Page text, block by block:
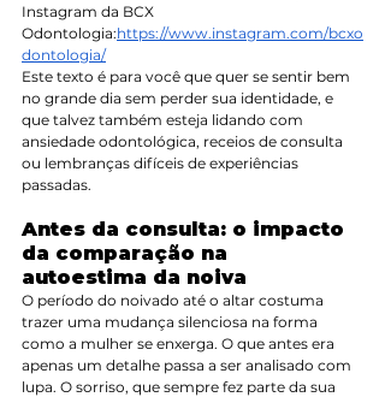
Instagram da BCX
Odontologia:https://www.instagram.com/bcxo
dontologia/
Este texto é para você que quer se sentir bem
no grande dia sem perder sua identidade, e
que talvez também esteja lidando com
ansiedade odontológica, receios de consulta
ou lembranças difíceis de experiências
passadas.
Antes da consulta: o impacto
da comparação na
autoestima da noiva
O período do noivado até o altar costuma
trazer uma mudança silenciosa na forma
como a mulher se enxerga. O que antes era
apenas um detalhe passa a ser analisado com
lupa. O sorriso, que sempre fez parte da sua